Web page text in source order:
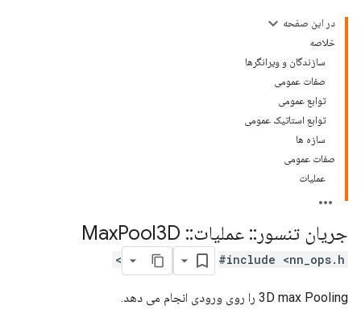
در این صفحه
خلاصه
سازندگان و ویرانگرها
صفات عمومی
توابع عمومی
توابع استاتیک عمومی
سازه ها
صفات عمومی
عملیات
جریان تنسور :: عملیات::
Pool3D
#include <nn_ops.h>
3D max Pooling را روی ورودی انجام می دهد.